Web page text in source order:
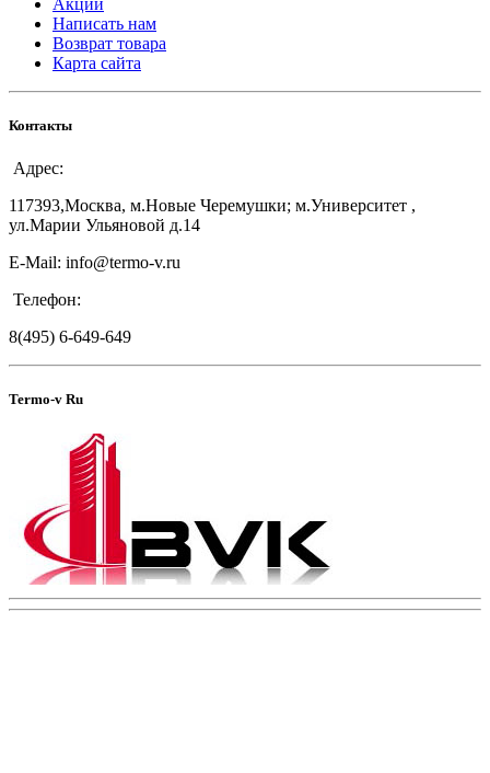
Написать нам
Возврат товара
Карта сайта
Контакты
Адрес:
117393,Москва, м.Новые Черемушки; м.Университет ,
ул.Марии Ульяновой д.14
E-Mail: info@termo-v.ru
Телефон:
8(495) 6-649-649
Termo-v Ru